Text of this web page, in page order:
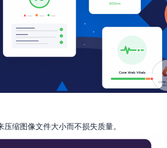
缩图像文件大小而不损失质量。